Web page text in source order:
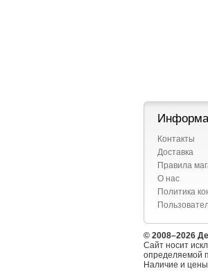
Контакты
Доставка
Правила
О нас
Политика
© 2008–2026
Сайт носит
определяемой
Наличие и